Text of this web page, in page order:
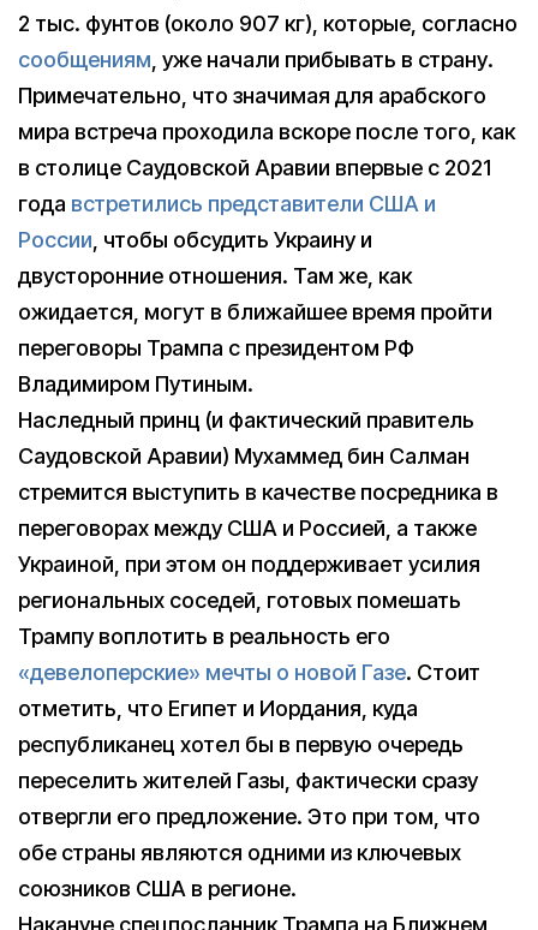
2 тыс. фунтов (около 907 кг), которые, согласно
сообщениям, уже начали прибывать в страну.
Примечательно, что значимая для арабского
мира встреча проходила вскоре после того, как
в столице Саудовской Аравии впервые с 2021
года встретились представители США и
России, чтобы обсудить Украину и
двусторонние отношения. Там же, как
ожидается, могут в ближайшее время пройти
переговоры Трампа с президентом РФ
Владимиром Путиным.
Наследный принц (и фактический правитель
Саудовской Аравии) Мухаммед бин Салман
стремится выступить в качестве посредника в
переговорах между США и Россией, а также
Украиной, при этом он поддерживает усилия
региональных соседей, готовых помешать
Трампу воплотить в реальность его
«девелоперские» мечты о новой Газе. Стоит
отметить, что Египет и Иордания, куда
республиканец хотел бы в первую очередь
переселить жителей Газы, фактически сразу
отвергли его предложение. Это при том, что
обе страны являются одними из ключевых
союзников США в регионе.